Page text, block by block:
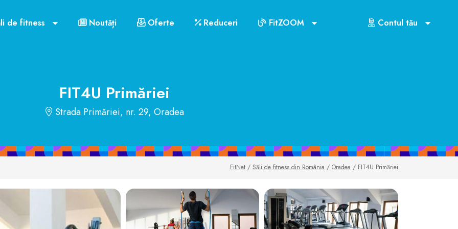
de fitness Noutăți Oferte Reduceri FitZOOM Contul tău
FIT4U Primăriei
Strada Primăriei, nr. 29, Oradea
FitNet / Săli de fitness din România / Oradea / FIT4U Primăriei
Orar funcționare